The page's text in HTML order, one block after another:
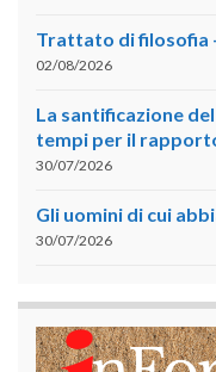
Trattato di filosofia
02/08/2026
La santificazione
tempi per il
30/07/2026
Gli uomini di cui
30/07/2026